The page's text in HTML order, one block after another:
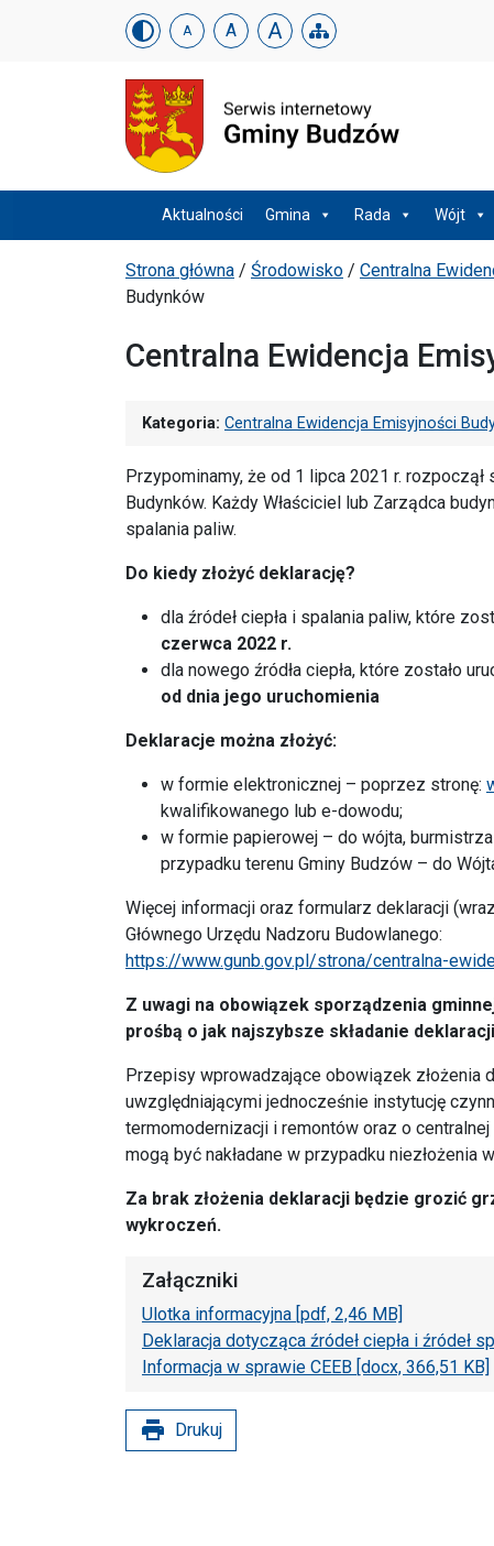
Urząd Gminy w Budzowie
Skip menu A A A
Menu główneAktualności Gmina Rada Wójt
Ścieżka powrotu
Strona główna / Środowisko / Centralna
Budynków
Centralna Ewidencja
Kategoria: Centralna Ewidencja Emisyjności
Przypominamy, że od 1 lipca 2021 r.
Budynków. Każdy Właściciel lub Zarządca
spalania paliw.
Do kiedy złożyć deklarację?
dla źródeł ciepła i spalania paliw, które
czerwca 2022 r.
dla nowego źródła ciepła, które zostało
od dnia jego uruchomienia
Deklaracje można złożyć:
w formie elektronicznej – poprzez stronę:
kwalifikowanego lub e-dowodu;
w formie papierowej – do wójta,
przypadku terenu Gminy Budzów – do
Więcej informacji oraz formularz deklaracji
Głównego Urzędu Nadzoru Budowlanego:
https://www.gunb.gov.pl/strona/centralna-
Z uwagi na obowiązek sporządzenia
prośbą o jak najszybsze składanie
Przepisy wprowadzające obowiązek złożenia
uwzględniającymi jednocześnie instytucję
termomodernizacji i remontów oraz o
mogą być nakładane w przypadku niezłożenia
Za brak złożenia deklaracji będzie grozić
wykroczeń.
Załączniki
Ulotka informacyjna [pdf, 2,46 MB]
Deklaracja dotycząca źródeł ciepła i źródeł
Informacja w sprawie CEEB [docx, 366,51 KB]
print Drukuj